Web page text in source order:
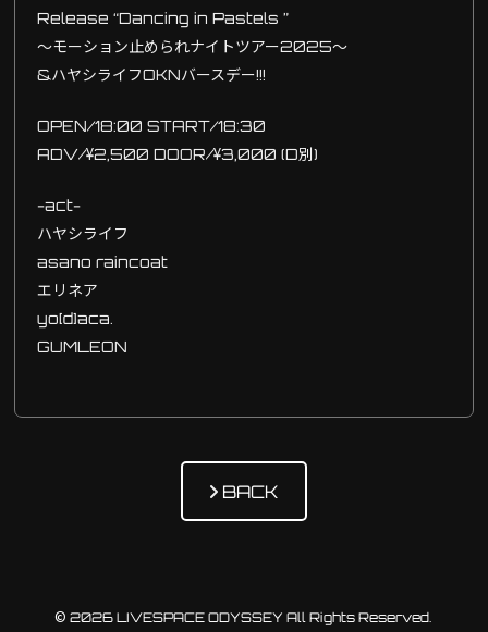
Release “Dancing in Pastels ”
〜モーション止められナイトツアー2025〜
&ハヤシライフOKNバースデー!!!
OPEN/18:00 START/18:30
ADV/¥2,500 DOOR/¥3,000 (D別)
-act-
ハヤシライフ
asano raincoat
エリネア
yo[d]aca.
GUMLEON
BACK
© 2026 LIVESPACE ODYSSEY All Rights Reserved.